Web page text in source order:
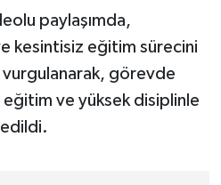
paylaşımda,
kesintisiz eğitim sürecini
vurgulanarak, görevde
eğitim ve yüksek disiplinle